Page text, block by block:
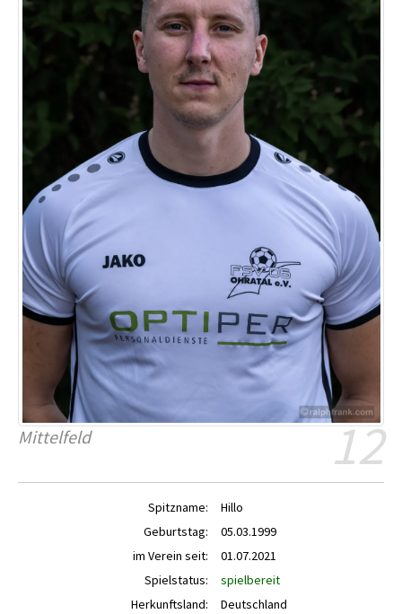
12
Mittelfeld
Spitzname:
Hillo
Geburtstag:
05.03.1999
im Verein seit:
01.07.2021
Spielstatus:
spielbereit
Herkunftsland:
Deutschland